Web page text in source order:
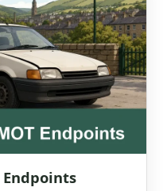
Endpoints